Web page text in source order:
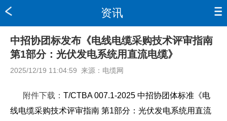
资讯
中招协团标发布《电线电缆采购技术评审指南
第1部分：光伏发电系统用直流电缆》
2025/12/19 11:04:59 来源： 电缆网
附件下载： T/CTBA 007.1-2025 中招协团体标准《电
线电缆采购技术评审指南 第1部分：光伏发电系统用直流